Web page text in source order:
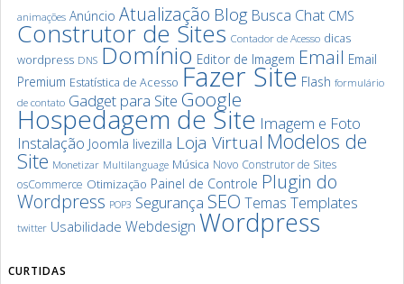
animações Anúncio Atualização Blog Busca Chat CMS
Construtor de Sites Contador de Acesso dicas
wordpress DNS Domínio Editor de Imagem Email Email
Premium Estatística de Acesso Fazer Site Flash formulário
de contato Gadget para Site Google
Hospedagem de Site Imagem e Foto
Instalação Joomla livezilla Loja Virtual Modelos de
Site Monetizar Multilanguage Música Novo Construtor de Sites
osCommerce Otimização Painel de Controle Plugin do
Wordpress POP3 Segurança SEO Temas Templates
twitter Usabilidade Webdesign Wordpress
CURTIDAS